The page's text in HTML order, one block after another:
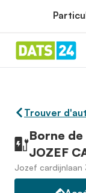
Trouver
Borne
JOZEF
Jozef